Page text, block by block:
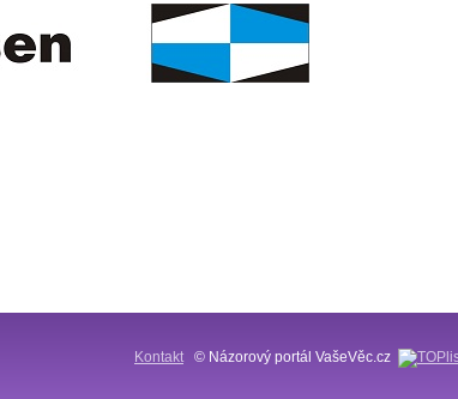
Kontakt © Názorový portál VašeVěc.cz